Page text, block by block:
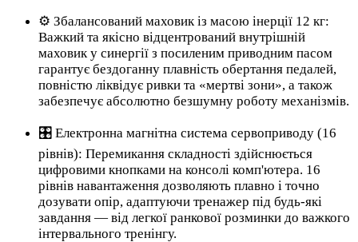
⚙️ Збалансований маховик із масою інерції 12 кг:
Важкий та якісно відцентрований внутрішній
маховик у синергії з посиленим приводним пасом
гарантує бездоганну плавність обертання педалей,
повністю ліквідує ривки та «мертві зони», а також
забезпечує абсолютно безшумну роботу механізмів.
🎛️ Електронна магнітна система сервоприводу (16
рівнів): Перемикання складності здійснюється
цифровими кнопками на консолі комп'ютера. 16
рівнів навантаження дозволяють плавно і точно
дозувати опір, адаптуючи тренажер під будь-які
завдання — від легкої ранкової розминки до важкого
інтервального тренінгу.